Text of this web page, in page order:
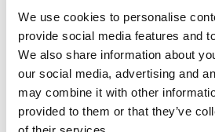
We use cookies to personalise
provide social media features and
We also share information about
our social media, advertising and
may combine it with other
provided to them or that they’ve
situado a lo largo de la vía
pie de Piazza del Campo (900 m)
estación de tren (400 m). Tiene
con acceso independiente desde el
el corazón de la Contrada dell'Istrice.
Distancia en coche de
Gaiole
10 :aproximadamente28KM
ca.